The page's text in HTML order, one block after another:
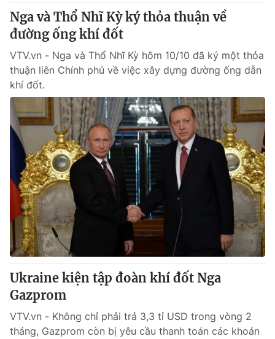
Nga và Thổ Nhĩ Kỳ ký thỏa thuận về
đường ống khí đốt
VTV.vn - Nga và Thổ Nhĩ Kỳ hôm 10/10 đã ký một thỏa
thuận liên Chính phủ về việc xây dựng đường ống dẫn
khí đốt.
Ukraine kiện tập đoàn khí đốt Nga
Gazprom
VTV.vn - Không chỉ phải trả 3,3 tỉ USD trong vòng 2
tháng, Gazprom còn bị yêu cầu thanh toán các khoản